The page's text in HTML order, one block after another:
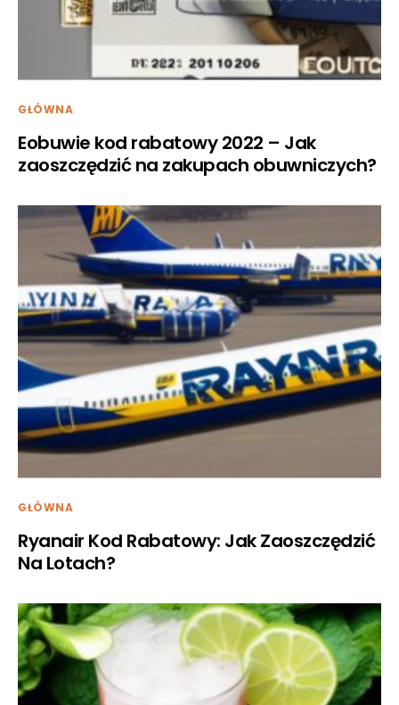
GŁÓWNA
Eobuwie kod rabatowy 2022 – Jak
zaoszczędzić na zakupach obuwniczych?
GŁÓWNA
Ryanair Kod Rabatowy: Jak Zaoszczędzić
Na Lotach?